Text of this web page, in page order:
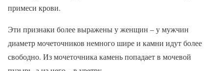
примеси крови.
Эти признаки более выражены у женщин – у мужчин
диаметр мочеточников немного шире и камни идут более
свободно. Из мочеточника камень попадает в мочевой